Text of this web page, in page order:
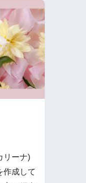
リーナ)
作成して